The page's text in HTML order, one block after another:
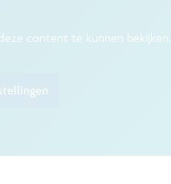
content te kunnen bekijken.